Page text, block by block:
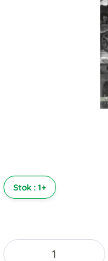
Stok : 1+